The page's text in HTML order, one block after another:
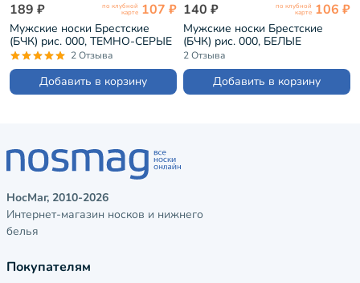
189 ₽ по клубной
карте 107 ₽
Мужские носки Брестские
(БЧК) рис. 000, ТЕМНО-СЕРЫЕ
(14С2124)
2 Отзыва
Добавить в корзину
140 ₽ по клубной
карте 106 ₽
Мужские носки Брестские
(БЧК) рис. 000, БЕЛЫЕ
(14С2124)
2 Отзыва
Добавить в корзину
НосМаг, 2010-2026
Интернет-магазин носков и нижнего
белья
Покупателям